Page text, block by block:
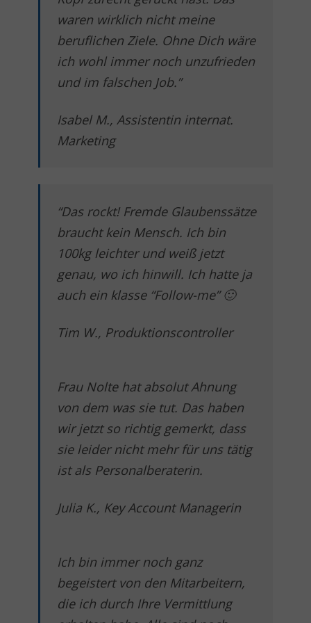
waren wirklich nicht meine
beruflichen Ziele. Ohne Dich wäre
ich wohl immer noch unzufrieden
und im falschen Job.”
Isabel M., Assistentin internat.
Marketing
“Das rockt! Fremde Glaubenssätze
braucht kein Mensch. Ich bin
100kg leichter und weiß jetzt
genau, wo ich hinwill. Ich hatte ja
auch ein klasse “Follow-me” 🙂
Tim W., Produktionscontroller
Frau Nolte hat absolut Ahnung
von dem was sie tut. Das haben
wir jetzt so richtig gemerkt, dass
sie leider nicht mehr für uns tätig
ist als Personalberaterin.
Julia K., Key Account Managerin
Ich bin immer noch ganz
begeistert von den Mitarbeitern,
die ich durch Ihre Vermittlung